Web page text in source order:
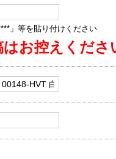
」等を貼り付けください
お控えくださ